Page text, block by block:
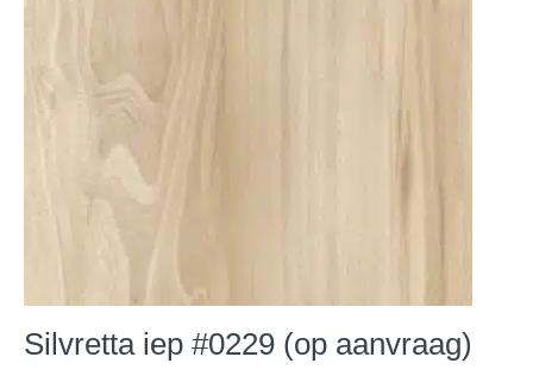
Silvretta iep #0229 (op aanvraag)